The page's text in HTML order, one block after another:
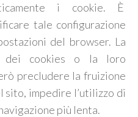
i cookie. È
tale configurazione
del browser. La
dei cookies o la loro
precludere la fruizione
sito, impedire l’utilizzo di
più lenta.